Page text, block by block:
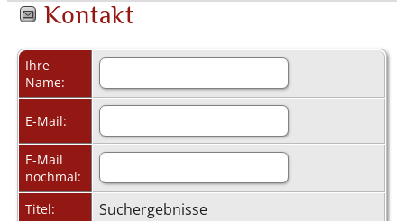
Kontakt
Ihre
Name:
E-Mail:
E-Mail
nochmal:
Titel:
Suchergebnisse